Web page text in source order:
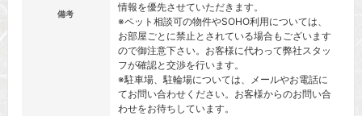
備考
情報を優先させていただきます。
※ペット相談可の物件やSOHO利用については、
お部屋ごとに禁止とされている場合もございます
ので御注意下さい。お客様に代わって弊社スタッ
フが確認と交渉を行います。
※駐車場、駐輪場については、メールやお電話に
てお問い合わせください。お客様からのお問い合
わせをお待ちしています。